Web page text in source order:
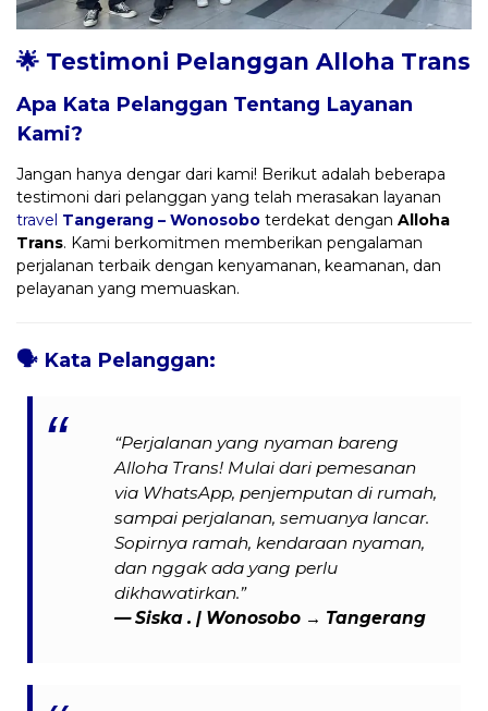
🌟 Testimoni Pelanggan Alloha Trans
Apa Kata Pelanggan Tentang Layanan
Kami?
Jangan hanya dengar dari kami! Berikut adalah beberapa
testimoni dari pelanggan yang telah merasakan layanan
travel Tangerang – Wonosobo terdekat dengan Alloha
Trans. Kami berkomitmen memberikan pengalaman
perjalanan terbaik dengan kenyamanan, keamanan, dan
pelayanan yang memuaskan.
🗣️ Kata Pelanggan:
“Perjalanan yang nyaman bareng
Alloha Trans! Mulai dari pemesanan
via WhatsApp, penjemputan di rumah,
sampai perjalanan, semuanya lancar.
Sopirnya ramah, kendaraan nyaman,
dan nggak ada yang perlu
dikhawatirkan.”
— Siska . | Wonosobo → Tangerang